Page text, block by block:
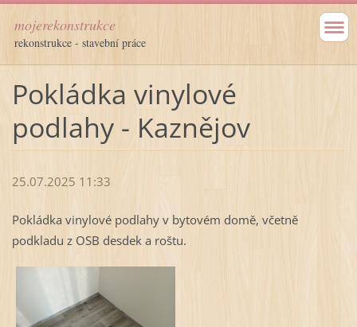
mojerekonstrukce
rekonstrukce - stavební práce
Pokládka vinylové
podlahy - Kaznějov
25.07.2025 11:33
Pokládka vinylové podlahy v bytovém domě, včetně
podkladu z OSB desdek a roštu.